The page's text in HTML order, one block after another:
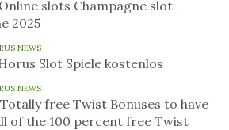
slots Champagne slot
2025
NEWS
Slot Spiele kostenlos
NEWS
free Twist Bonuses to have
of the 100 percent free Twist